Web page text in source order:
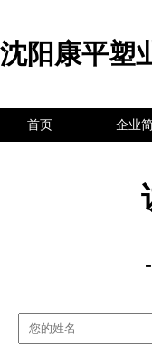
沈阳康平塑
首页 企业